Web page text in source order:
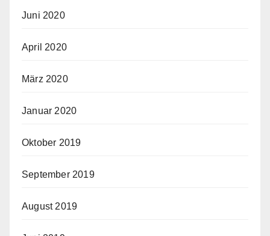
Juni 2020
April 2020
März 2020
Januar 2020
Oktober 2019
September 2019
August 2019